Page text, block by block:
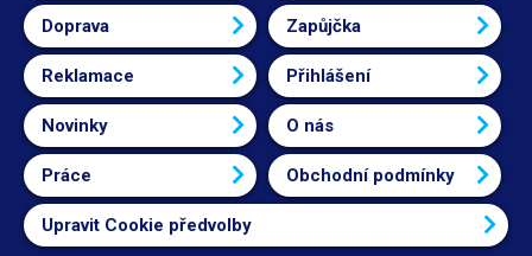
Doprava Zapůjčka
Reklamace Přihlášení
Novinky O nás
Práce Obchodní podmínky
Upravit Cookie předvolby